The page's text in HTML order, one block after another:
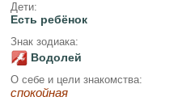
Дети:
Есть ребёнок
Знак зодиака:
Водолей
О себе и цели знакомства:
спокойная